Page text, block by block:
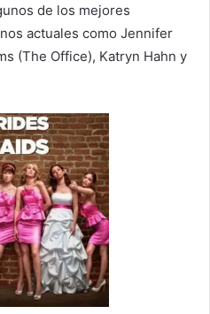
de los mejores
actuales como Jennifer
(The Office), Katryn Hahn y